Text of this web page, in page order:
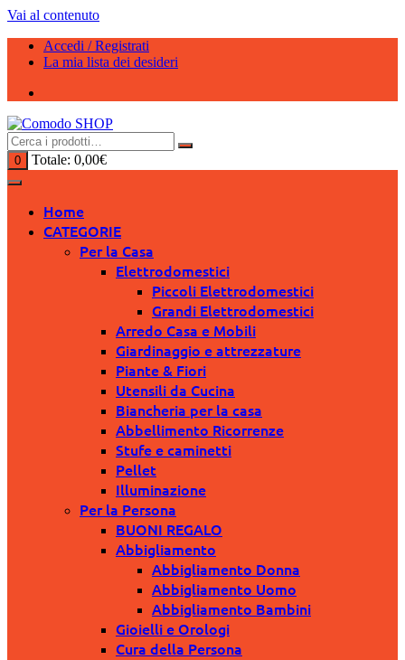
Vai al contenuto
Accedi / Registrati
La mia lista dei desideri
0 Totale: 0,00€
Home
CATEGORIE
Per la Casa
Elettrodomestici
Piccoli Elettrodomestici
Grandi Elettrodomestici
Arredo Casa e Mobili
Giardinaggio e attrezzature
Piante & Fiori
Utensili da Cucina
Biancheria per la casa
Abbellimento Ricorrenze
Stufe e caminetti
Pellet
Illuminazione
Per la Persona
BUONI REGALO
Abbigliamento
Abbigliamento Donna
Abbigliamento Uomo
Abbigliamento Bambini
Gioielli e Orologi
Cura della Persona